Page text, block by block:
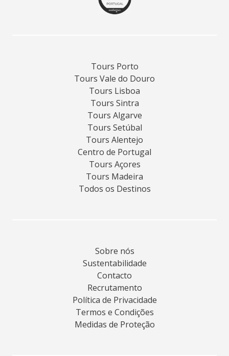
Tours Porto
Tours Vale do Douro
Tours Lisboa
Tours Sintra
Tours Algarve
Tours Setúbal
Tours Alentejo
Centro de Portugal
Tours Açores
Tours Madeira
Todos os Destinos
Sobre nós
Sustentabilidade
Contacto
Recrutamento
Política de Privacidade
Termos e Condições
Medidas de Proteção